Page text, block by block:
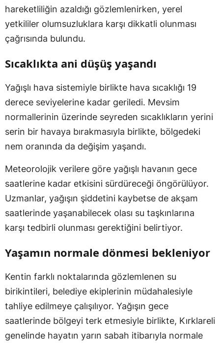
hareketliliğin azaldığı gözlemlenirken, yerel
yetkililer olumsuzluklara karşı dikkatli olunması
çağrısında bulundu.
Sıcaklıkta ani düşüş yaşandı
Yağışlı hava sistemiyle birlikte hava sıcaklığı 19
derece seviyelerine kadar geriledi. Mevsim
normallerinin üzerinde seyreden sıcaklıkların yerini
serin bir havaya bırakmasıyla birlikte, bölgedeki
nem oranında da değişim yaşandı.
Meteorolojik verilere göre yağışlı havanın gece
saatlerine kadar etkisini sürdüreceği öngörülüyor.
Uzmanlar, yağışın şiddetini kaybetse de akşam
saatlerinde yaşanabilecek olası su taşkınlarına
karşı tedbirli olunması gerektiğini belirtiyor.
Yaşamın normale dönmesi bekleniyor
Kentin farklı noktalarında gözlemlenen su
birikintileri, belediye ekiplerinin müdahalesiyle
tahliye edilmeye çalışılıyor. Yağışın gece
saatlerinde bölgeyi terk etmesiyle birlikte, Kırklareli
genelinde hayatın yarın sabah itibarıyla normale